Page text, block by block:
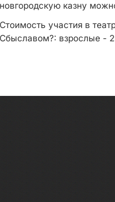
новгородскую казну
Стоимость участия в
Сбыславом?: взрослые -